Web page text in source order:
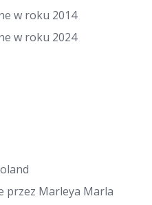
w roku 2014
w roku 2024
przez Marleya Marla